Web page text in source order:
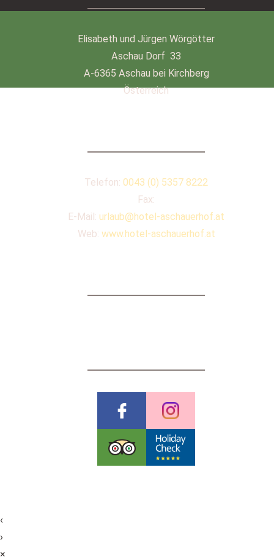
Elisabeth und Jürgen Wörgötter
Aschau Dorf 33
A-6365 Aschau bei Kirchberg
Österreich
Telefon: 0043 (0) 5357 8222
Fax:
E-Mail: urlaub@hotel-aschauerhof.at
Web: www.hotel-aschauerhof.at
‹
›
×